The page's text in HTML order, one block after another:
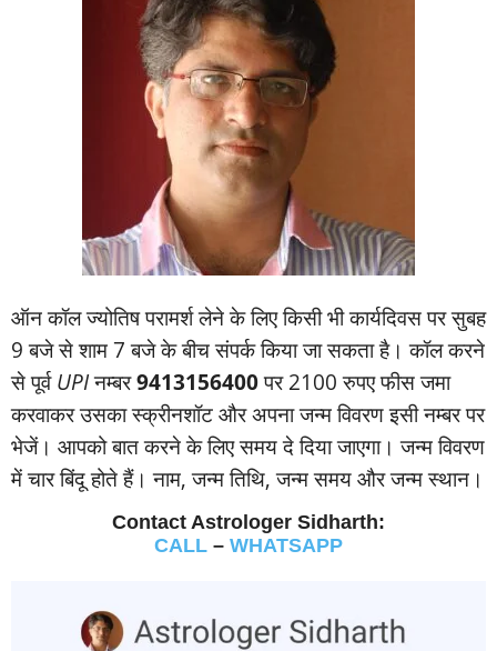
ऑन कॉल ज्‍योतिष परामर्श लेने के लिए किसी भी कार्यदिवस पर सुबह
9 बजे से शाम 7 बजे के बीच संपर्क किया जा सकता है। कॉल करने
से पूर्वUPIनम्‍बर9413156400पर 2100 रुपए फीस जमा
करवाकर उसका स्‍क्रीनशॉट और अपना जन्‍म विवरण इसी नम्‍बर पर
भेजें। आपको बात करने के लिए समय दे दिया जाएगा। जन्‍म विवरण
में चार बिंदू होते हैं। नाम, जन्‍म तिथि, जन्‍म समय और जन्‍म स्‍थान।
Contact Astrologer Sidharth:
CALL – WHATSAPP